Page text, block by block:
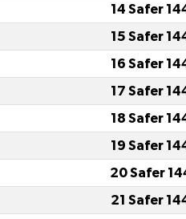
14 Safer
15 Safer
16 Safer
17 Safer
18 Safer
19 Safer
20 Safer
21 Safer